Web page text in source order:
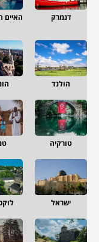
דנמרק האיים
הולנד
טורקיה
ישראל